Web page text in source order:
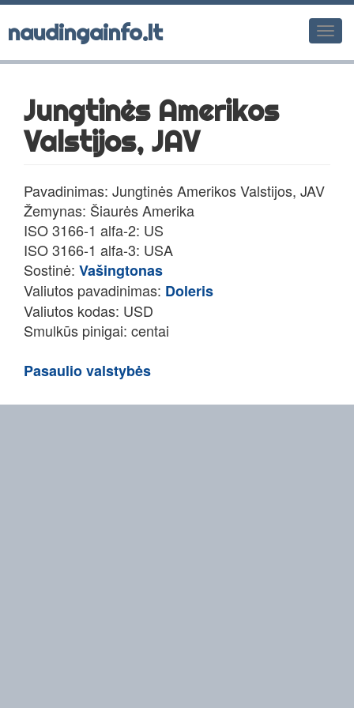
naudingainfo.lt
Jungtinės Amerikos
Valstijos, JAV
Pavadinimas: Jungtinės Amerikos Valstijos, JAV
Žemynas: Šiaurės Amerika
ISO 3166-1 alfa-2: US
ISO 3166-1 alfa-3: USA
Sostinė: Vašingtonas
Valiutos pavadinimas: Doleris
Valiutos kodas: USD
Smulkūs pinigai: centai
Pasaulio valstybės